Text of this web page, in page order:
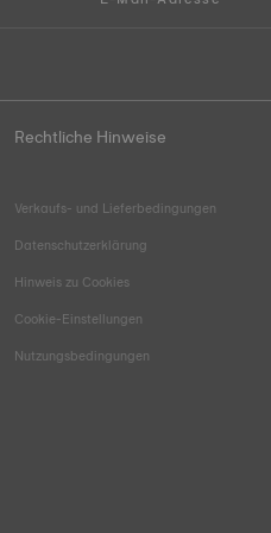
Rechtliche Hinweise
Verkaufs- und Lieferbedingungen
Datenschutzerklärung
Hinweis zu Cookies
Cookie-Einstellungen
Nutzungsbedingungen